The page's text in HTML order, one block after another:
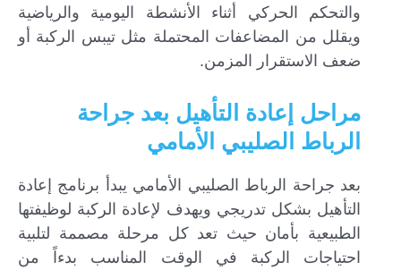
والتحكم الحركي أثناء الأنشطة اليومية والرياضية
ويقلل من المضاعفات المحتملة مثل تيبس الركبة أو
ضعف الاستقرار المزمن.
مراحل إعادة التأهيل بعد جراحة
الرباط الصليبي الأمامي
بعد جراحة الرباط الصليبي الأمامي يبدأ برنامج إعادة
التأهيل بشكل تدريجي ويهدف لإعادة الركبة لوظيفتها
الطبيعية بأمان حيث تعد كل مرحلة مصممة لتلبية
احتياجات الركبة في الوقت المناسب بدءاً من